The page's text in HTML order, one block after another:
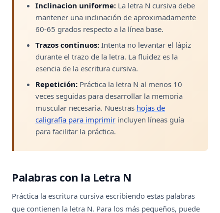
Inclinacion uniforme: La letra N cursiva debe
mantener una inclinación de aproximadamente
60-65 grados respecto a la línea base.
Trazos continuos: Intenta no levantar el lápiz
durante el trazo de la letra. La fluidez es la
esencia de la escritura cursiva.
Repetición: Práctica la letra N al menos 10
veces seguidas para desarrollar la memoria
muscular necesaria. Nuestras hojas de
caligrafía para imprimir incluyen líneas guía
para facilitar la práctica.
Palabras con la Letra N
Práctica la escritura cursiva escribiendo estas palabras
que contienen la letra N. Para los más pequeños, puede